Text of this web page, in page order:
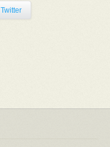
Twitter